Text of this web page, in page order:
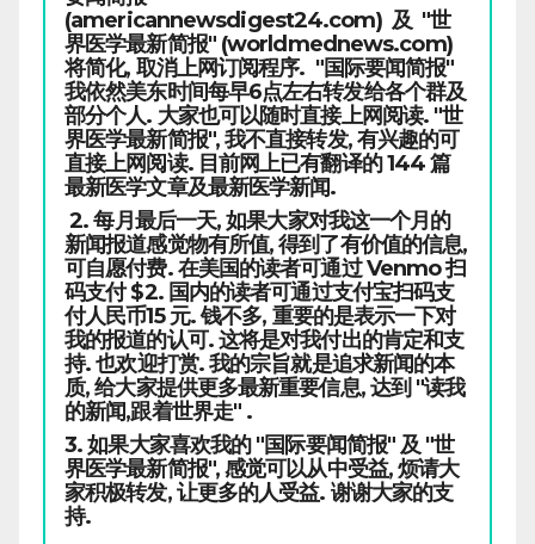
(americannewsdigest24.com) 及 "世
界医学最新简报" (worldmednews.com)
将简化, 取消上网订阅程序. "国际要闻简报"
我依然美东时间每早6点左右转发给各个群及
部分个人. 大家也可以随时直接上网阅读. "世
界医学最新简报", 我不直接转发, 有兴趣的可
直接上网阅读. 目前网上已有翻译的 144 篇
最新医学文章及最新医学新闻.
2. 每月最后一天, 如果大家对我这一个月的
新闻报道感觉物有所值, 得到了有价值的信息,
可自愿付费. 在美国的读者可通过 Venmo 扫
码支付 $2. 国内的读者可通过支付宝扫码支
付人民币15 元. 钱不多, 重要的是表示一下对
我的报道的认可. 这将是对我付出的肯定和支
持. 也欢迎打赏. 我的宗旨就是追求新闻的本
质, 给大家提供更多最新重要信息, 达到 "读我
的新闻,跟着世界走" .
3. 如果大家喜欢我的 "国际要闻简报" 及 "世
界医学最新简报", 感觉可以从中受益, 烦请大
家积极转发, 让更多的人受益. 谢谢大家的支
持.